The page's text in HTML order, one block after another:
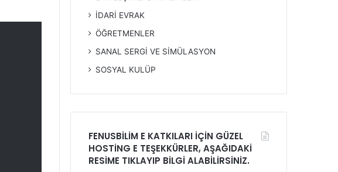
İDARİ EVRAK
ÖĞRETMENLER
SANAL SERGİ VE SİMÜLASYON
SOSYAL KULÜP
FENUSBİLİM E KATKILARI İÇİN GÜZEL
HOSTİNG E TEŞEKKÜRLER, AŞAĞIDAKİ
RESİME TIKLAYIP BİLGİ ALABİLİRSİNİZ.